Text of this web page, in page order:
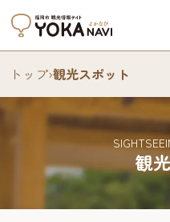
トップ›観光スポット
観